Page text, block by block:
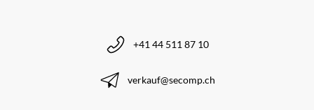
+41 44 511 87 10
verkauf@secomp.ch